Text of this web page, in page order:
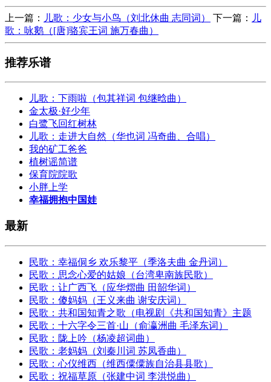
上一篇： 儿歌：少女与小鸟（刘北休曲 志同词） 下一篇：
儿
歌：咏鹅（[唐]骆宾王词 施万春曲）
推荐乐谱
儿歌：下雨啦（包其祥词 包继晗曲）
金太极·好少年
白鹭飞回红树林
儿歌：走进大自然（华也词 冯奇曲、合唱）
我的矿工爸爸
植树谣简谱
保育院院歌
小胖上学
幸福拥抱中国娃
最新
民歌：幸福侗乡 欢乐黎平（季洛夫曲 金丹词）
民歌：思念心爱的姑娘（台湾卑南族民歌）
民歌：让广西飞（应华熠曲 田韶华词）
民歌：傻妈妈（王义来曲 谢安庆词）
民歌：共和国知青之歌（电视剧《共和国知青》主题
民歌：十六字令三首·山（俞瀛洲曲 毛泽东词）
民歌：陇上吟（杨凌超词曲）
民歌：老妈妈（刘秦川词 苏凤香曲）
民歌：心仪维西（维西僳僳族自治县县歌）
民歌：祝福草原（张建中词 李洪悦曲）